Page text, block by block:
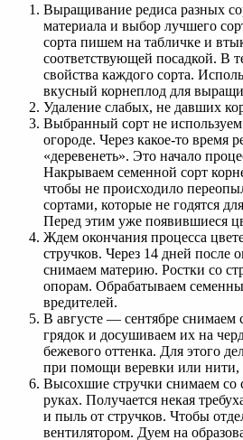
Выращивание редиса разных
материала и выбор лучшего
сорта пишем на табличке и
соответствующей посадкой. В
свойства каждого сорта.
вкусный корнеплод для
Удаление слабых, не давших
Выбранный сорт не
огороде. Через какое-то время
«деревенеть». Это начало
Накрываем семенной сорт
чтобы не происходило
сортами, которые не годятся
Перед этим уже появившиеся
Ждем окончания процесса
стручков. Через 14 дней после
снимаем материю. Ростки со
опорам. Обрабатываем
вредителей.
В августе — сентябре снимаем
грядок и досушиваем их на
бежевого оттенка. Для этого
при помощи веревки или нити,
Высохшие стручки снимаем со
руках. Получается некая
и пыль от стручков. Чтобы
вентилятором. Дуем на